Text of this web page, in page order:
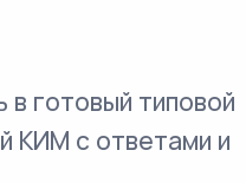
готовый типовой
КИМ с ответами и